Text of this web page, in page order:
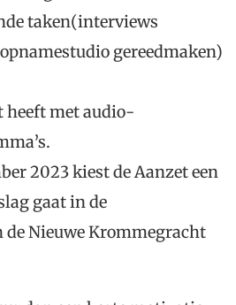
taken(interviews
gereedmaken)
heeftmet audio-
2023kiest de Aanzet een
gaat in de
de Nieuwe Krommegracht